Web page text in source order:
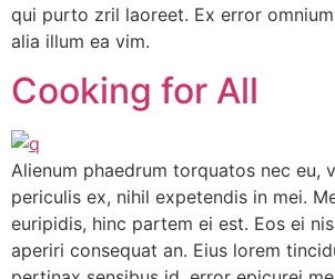
qui purto zril laoreet. Ex error
alia illum ea vim.
Cooking for All
Alienum phaedrum torquatos nec eu,
periculis ex, nihil expetendis in mei.
euripidis, hinc partem ei est. Eos ei
aperiri consequat an. Eius lorem